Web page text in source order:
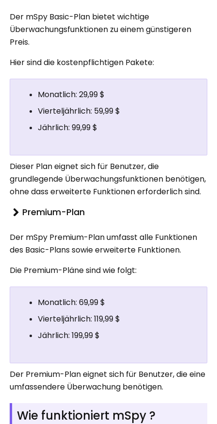
Der mSpy Basic-Plan bietet wichtige
Überwachungsfunktionen zu einem günstigeren
Preis.
Hier sind die kostenpflichtigen Pakete:
Monatlich: 29,99 $
Vierteljährlich: 59,99 $
Jährlich: 99,99 $
Dieser Plan eignet sich für Benutzer, die
grundlegende Überwachungsfunktionen benötigen,
ohne dass erweiterte Funktionen erforderlich sind.
Premium-Plan
Der mSpy Premium-Plan umfasst alle Funktionen
des Basic-Plans sowie erweiterte Funktionen.
Die Premium-Pläne sind wie folgt:
Monatlich: 69,99 $
Vierteljährlich: 119,99 $
Jährlich: 199,99 $
Der Premium-Plan eignet sich für Benutzer, die eine
umfassendere Überwachung benötigen.
Wie funktioniert mSpy ?